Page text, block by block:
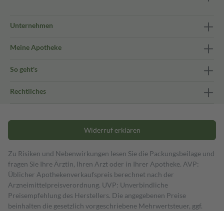
Unternehmen
Meine Apotheke
So geht's
Rechtliches
Widerruf erklären
Zu Risiken und Nebenwirkungen lesen Sie die Packungsbeilage und
fragen Sie Ihre Ärztin, Ihren Arzt oder in Ihrer Apotheke. AVP:
Üblicher Apothekenverkaufspreis berechnet nach der
Arzneimittelpreisverordnung. UVP: Unverbindliche
Preisempfehlung des Herstellers. Die angegebenen Preise
beinhalten die gesetzlich vorgeschriebene Mehrwertsteuer, ggf.